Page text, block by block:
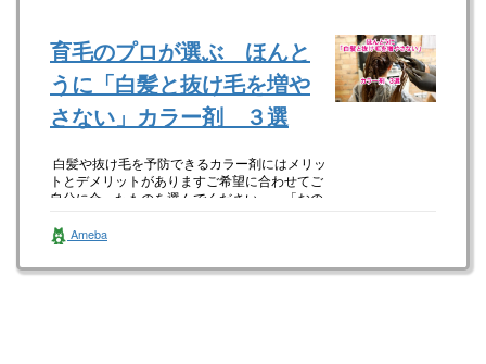
育毛のプロが選ぶ ほんと
うに「白髪と抜け毛を増や
さない」カラー剤 ３選
白髪や抜け毛を予防できるカラー剤にはメリッ
トとデメリットがありますご希望に合わせてご
自分に合ったものを選んでください 「おの
Ameba